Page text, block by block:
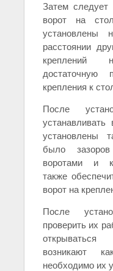
Затем следует
ворот на
установлены
расстоянии
креплений
достаточную
крепления к
После
установлены
было
воротами и
также
ворот на
После
проверить их
возникают
необходимо их